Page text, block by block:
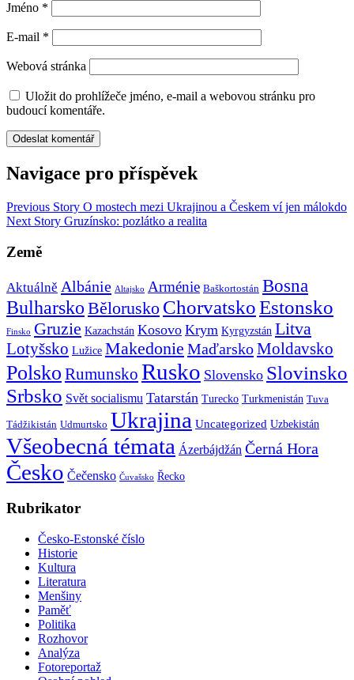
Jméno *
E-mail *
Webová stránka
Uložit do prohlížeče jméno, e-mail a webovou stránku pro
budoucí komentáře.
Navigace pro příspěvek
Previous Story O mostech mezi Ukrajinou a Českem ví jen málokdo
Next Story Gruzínsko: pozlátko a realita
Země
Aktuálně Albánie Altajsko Arménie Baškortostán Bosna
Bulharsko Bělorusko ChorvatskoEstonsko
Finsko Gruzie Kazachstán Kosovo Krym Kyrgyzstán Litva
Lotyšsko Lužice Makedonie MaďarskoMoldavsko
Polsko Rumunsko Rusko Slovensko Slovinsko
Srbsko Svět socialismu Tatarstán Turecko Turkmenistán Tuva
Tádžikistán Udmurtsko Ukrajina Uncategorized Uzbekistán
Všeobecná témata Ázerbájdžán Černá Hora
Česko Čečensko Čuvašsko Řecko
Rubrikator
Česko-Estonské číslo
Historie
Kultura
Literatura
Menšiny
Paměť
Politika
Rozhovor
Analýza
Fotoreportaž